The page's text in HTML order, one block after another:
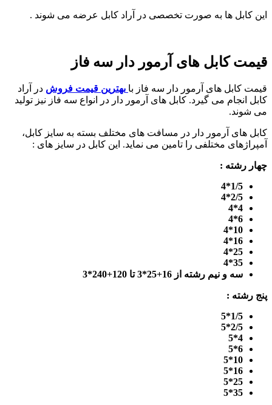
این کابل ها به صورت تخصصی در آراد کابل عرضه می شوند .
قیمت کابل های آرمور دار سه فاز
قیمت کابل های آرمور دار سه فاز با بهترین قیمت فروش در آراد
کابل انجام می گیرد. کابل های آرمور دار در انواع سه فاز نیز تولید
می شوند.
کابل های آرمور دار در مسافت های مختلف بسته به سایز کابل،
آمپراژهای مختلفی را تامین می نماید. این کابل در سایز های :
چهار رشته :
1/5*4
2/5*4
4*4
6*4
10*4
16*4
25*4
35*4
سه و نیم رشته از 16+25*3 تا 120+240*3
پنج رشته :
1/5*5
2/5*5
4*5
6*5
10*5
16*5
25*5
35*5